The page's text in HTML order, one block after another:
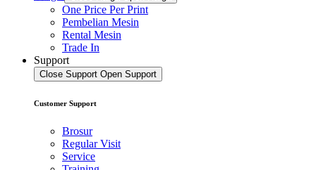
One Price Per Print
Pembelian Mesin
Rental Mesin
Trade In
Support
Close Support Open Support
Customer Support
Brosur
Regular Visit
Service